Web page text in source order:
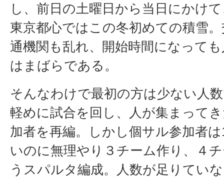
し、前日の土曜日から当日にかけ
東京都心ではこの冬初めての積雪。
通機関も乱れ、開始時間になっても
はまばらである。
そんなわけで最初の方は少ない人
軽めに試合を回し、人が集まって
加者を再編。しかし個サル参加者
いのに無理やり３チーム作り、４
うスパルタ編成。人数が足りてい